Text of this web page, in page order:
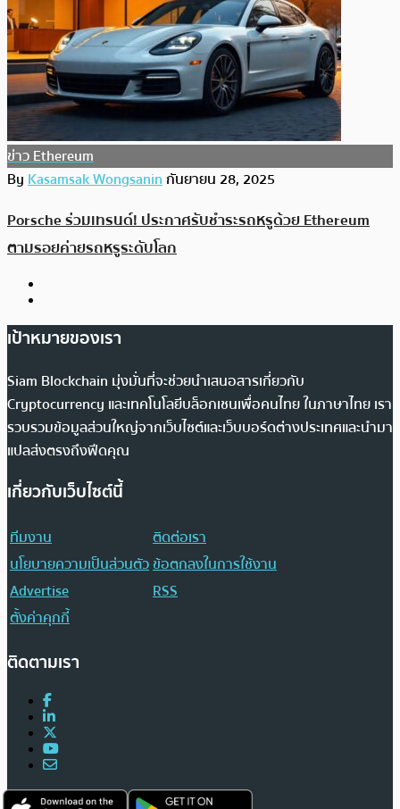
ข่าว Ethereum
ByKasamsak Wongsaninกันยายน 28, 2025
Porsche ร่วมเทรนด์! ประกาศรับชำระรถหรูด้วย Ethereum
ตามรอยค่ายรถหรูระดับโลก
เป้าหมายของเรา
Siam Blockchain มุ่งมั่นที่จะช่วยนำเสนอสารเกี่ยวกับ
Cryptocurrency และเทคโนโลยีบล็อกเชนเพื่อคนไทย ในภาษาไทย เรา
รวบรวมข้อมูลส่วนใหญ่จากเว็บไซต์และเว็บบอร์ดต่างประเทศและนำมา
แปลส่งตรงถึงฟีดคุณ
เกี่ยวกับเว็บไซต์นี้
ทีมงาน
ติดต่อเรา
นโยบายความเป็นส่วนตัวข้อตกลงในการใช้งาน
Advertise
RSS
ตั้งค่าคุกกี้
ติดตามเรา